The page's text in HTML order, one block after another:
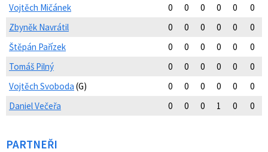
Vojtěch Mičánek
0 0 0 0 0
0
Zbyněk Navrátil
0 0 0 0 0
0
Štěpán Pařízek
0 0 0 0 0
0
Tomáš Pilný
0 0 0 0 0
0
Vojtěch Svoboda (G) 0 0 0 0 0
0
Daniel Večeřa
0 0 0 1 0 0
PARTNEŘI